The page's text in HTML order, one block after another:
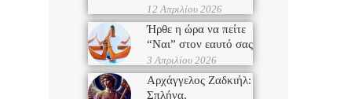
12 Απριλίου 2026
Ήρθε η ώρα να πείτε
“Ναι” στον εαυτό σας
3 Απριλίου 2026
Αρχάγγελος Ζαδκιήλ:
Σπλήνα,